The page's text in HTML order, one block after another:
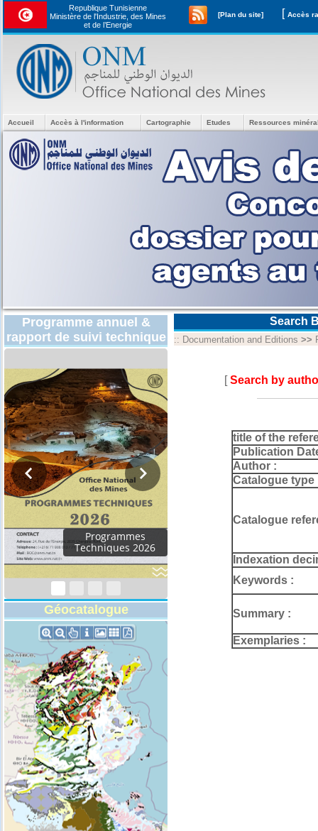
Republique Tunisienne
Ministère de l'Industrie, des Mines
et de l’Energie
[Plan du site] [
Accueil Accès à l'information Cartographie Etudes Ressources
Programme annuel &
rapport de suivi technique
Géocatalogue
Search
:: Documentation and Editions >>
[Search by
title of the
Publication
Author :
Catalogue type
Catalogue
Indexation
Keywords :
Summary :
Exemplaries :